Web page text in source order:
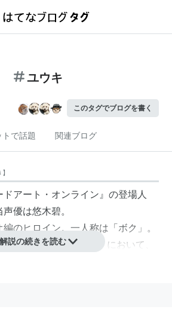
ユウキ
このタグでブログを書く
トで話題 関連ブログ
】
アート・オンライン』の登場人
優は悠木碧。
のヒロイン。一人称は「ボク」。
ヘイム・オンライン》において、
解説の続きを読む